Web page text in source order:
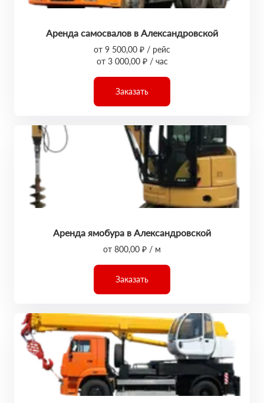
Аренда самосвалов в Александровской
от 9 500,00 ₽ / рейс
от 3 000,00 ₽ / час
Заказать
Аренда ямобура в Александровской
от 800,00 ₽ / м
Заказать